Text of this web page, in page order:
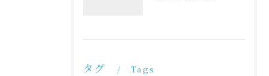
タグ Tags